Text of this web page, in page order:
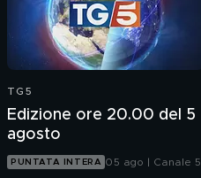
TG5
Edizione ore 20.00 del 5
agosto
PUNTATA INTERA 05 ago | Canale 5